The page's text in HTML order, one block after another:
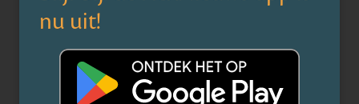
Wetten & CAO’s
Compliance
Rechtspraak
AI
Nieuwsbrief